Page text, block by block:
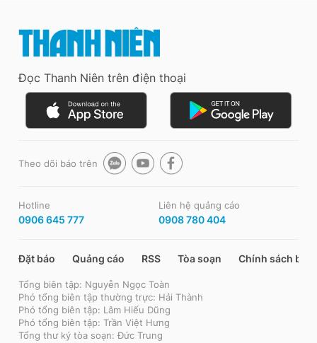
Đọc Thanh Niên trên điện thoại
Theo dõi báo trên
Hotline
0906 645 777
Liên hệ quảng cáo
0908 780 404
Đặt báo Quảng cáo RSS Tòa soạn Chính sách bảo
Tổng biên tập: Nguyễn Ngọc Toàn
Phó tổng biên tập thường trực: Hải Thành
Phó tổng biên tập: Lâm Hiếu Dũng
Phó tổng biên tập: Trần Việt Hưng
Tổng thư ký tòa soạn: Đức Trung